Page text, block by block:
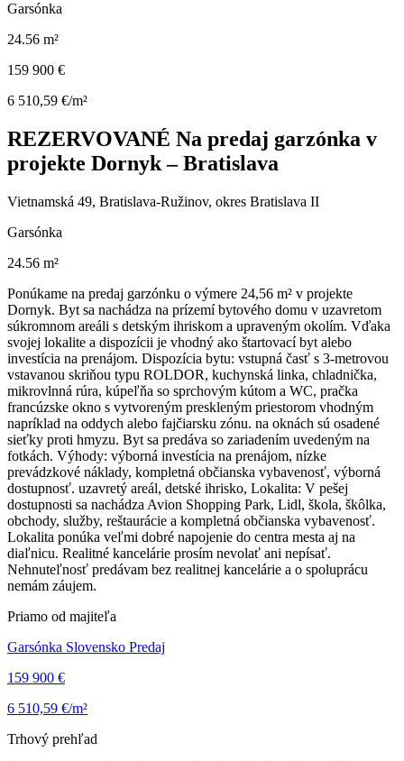
Garsónka
24.56 m²
159 900 €
6 510,59 €/m²
REZERVOVANÉ Na predaj garzónka v
projekte Dornyk – Bratislava
Vietnamská 49, Bratislava-Ružinov, okres Bratislava II
Garsónka
24.56 m²
Ponúkame na predaj garzónku o výmere 24,56 m² v projekte
Dornyk. Byt sa nachádza na prízemí bytového domu v uzavretom
súkromnom areáli s detským ihriskom a upraveným okolím. Vďaka
svojej lokalite a dispozícii je vhodný ako štartovací byt alebo
investícia na prenájom. Dispozícia bytu: vstupná časť s 3-metrovou
vstavanou skriňou typu ROLDOR, kuchynská linka, chladnička,
mikrovlnná rúra, kúpeľňa so sprchovým kútom a WC, pračka
francúzske okno s vytvoreným preskleným priestorom vhodným
napríklad na oddych alebo fajčiarsku zónu. na oknách sú osadené
sieťky proti hmyzu. Byt sa predáva so zariadením uvedeným na
fotkách. Výhody: výborná investícia na prenájom, nízke
prevádzkové náklady, kompletná občianska vybavenosť, výborná
dostupnosť. uzavretý areál, detské ihrisko, Lokalita: V pešej
dostupnosti sa nachádza Avion Shopping Park, Lidl, škola, škôlka,
obchody, služby, reštaurácie a kompletná občianska vybavenosť.
Lokalita ponúka veľmi dobré napojenie do centra mesta aj na
diaľnicu. Realitné kancelárie prosím nevolať ani nepísať.
Nehnuteľnosť predávam bez realitnej kancelárie a o spoluprácu
nemám záujem.
Priamo od majiteľa
Garsónka Slovensko Predaj
159 900 €
6 510,59 €/m²
Trhový prehľad